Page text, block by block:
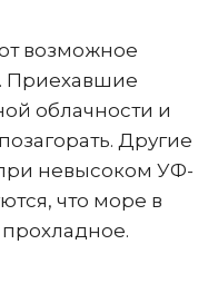
возможное
Приехавшие
облачности и
Другие
невысоком УФ-
что море в